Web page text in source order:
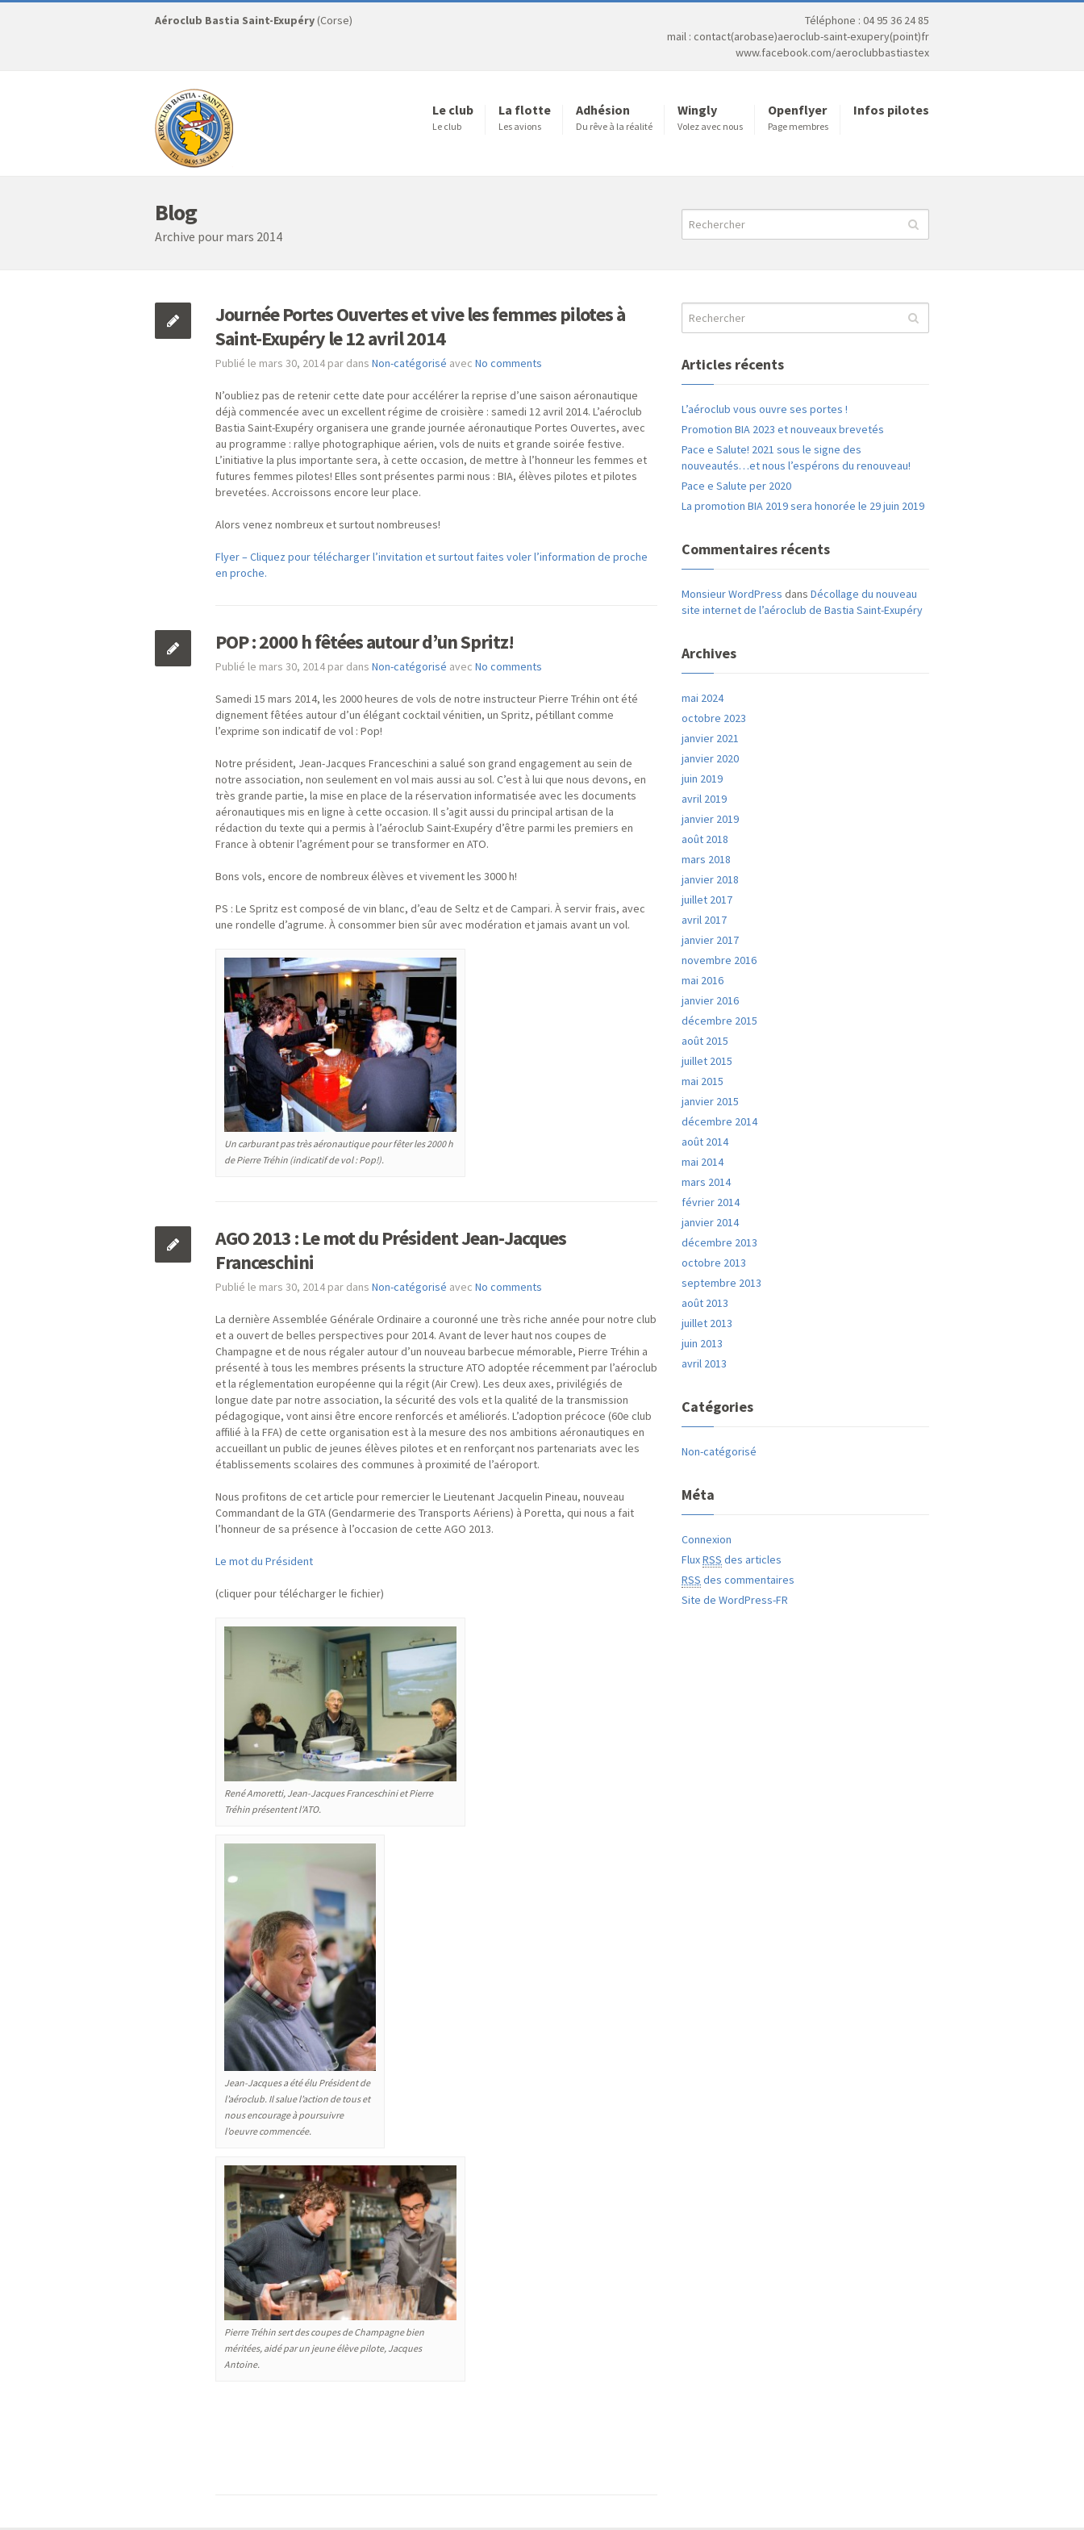
Aéroclub Bastia Saint-Exupéry (Corse)
Téléphone : 04 95 36 24 85
mail : contact(arobase)aeroclub-saint-exupery(point)fr
www.facebook.com/aeroclubbastiastex
Le club
Le club
La flotte
Les avions
Adhésion
Du rêve à la réalité
Wingly
Volez avec nous
Openflyer
Page membres
Infos pilotes
Blog
Archive pour mars 2014
Journée Portes Ouvertes et vive les femmes pilotes à
Saint-Exupéry le 12 avril 2014
Publié le mars 30, 2014 par dans Non-catégorisé avec No comments
N’oubliez pas de retenir cette date pour accélérer la reprise d’une saison aéronautique
déjà commencée avec un excellent régime de croisière : samedi 12 avril 2014. L’aéroclub
Bastia Saint-Exupéry organisera une grande journée aéronautique Portes Ouvertes, avec
au programme : rallye photographique aérien, vols de nuits et grande soirée festive.
L’initiative la plus importante sera, à cette occasion, de mettre à l’honneur les femmes et
futures femmes pilotes! Elles sont présentes parmi nous : BIA, élèves pilotes et pilotes
brevetées. Accroissons encore leur place.
Alors venez nombreux et surtout nombreuses!
Flyer – Cliquez pour télécharger l’invitation et surtout faites voler l’information de proche
en proche.
POP : 2000 h fêtées autour d’un Spritz!
Publié le mars 30, 2014 par dans Non-catégorisé avec No comments
Samedi 15 mars 2014, les 2000 heures de vols de notre instructeur Pierre Tréhin ont été
dignement fêtées autour d’un élégant cocktail vénitien, un Spritz, pétillant comme
l’exprime son indicatif de vol : Pop!
Notre président, Jean-Jacques Franceschini a salué son grand engagement au sein de
notre association, non seulement en vol mais aussi au sol. C’est à lui que nous devons, en
très grande partie, la mise en place de la réservation informatisée avec les documents
aéronautiques mis en ligne à cette occasion. Il s’agit aussi du principal artisan de la
rédaction du texte qui a permis à l’aéroclub Saint-Exupéry d’être parmi les premiers en
France à obtenir l’agrément pour se transformer en ATO.
Bons vols, encore de nombreux élèves et vivement les 3000 h!
PS : Le Spritz est composé de vin blanc, d’eau de Seltz et de Campari. À servir frais, avec
une rondelle d’agrume. À consommer bien sûr avec modération et jamais avant un vol.
Un carburant pas très aéronautique pour fêter les 2000 h
de Pierre Tréhin (indicatif de vol : Pop!).
AGO 2013 : Le mot du Président Jean-Jacques
Franceschini
Publié le mars 30, 2014 par dans Non-catégorisé avec No comments
La dernière Assemblée Générale Ordinaire a couronné une très riche année pour notre club
et a ouvert de belles perspectives pour 2014. Avant de lever haut nos coupes de
Champagne et de nous régaler autour d’un nouveau barbecue mémorable, Pierre Tréhin a
présenté à tous les membres présents la structure ATO adoptée récemment par l’aéroclub
et la réglementation européenne qui la régit (Air Crew). Les deux axes, privilégiés de
longue date par notre association, la sécurité des vols et la qualité de la transmission
pédagogique, vont ainsi être encore renforcés et améliorés. L’adoption précoce (60e club
affilié à la FFA) de cette organisation est à la mesure des nos ambitions aéronautiques en
accueillant un public de jeunes élèves pilotes et en renforçant nos partenariats avec les
établissements scolaires des communes à proximité de l’aéroport.
Nous profitons de cet article pour remercier le Lieutenant Jacquelin Pineau, nouveau
Commandant de la GTA (Gendarmerie des Transports Aériens) à Poretta, qui nous a fait
l’honneur de sa présence à l’occasion de cette AGO 2013.
Le mot du Président
(cliquer pour télécharger le fichier)
René Amoretti, Jean-Jacques Franceschini et Pierre
Tréhin présentent l’ATO.
Jean-Jacques a été élu Président de
l’aéroclub. Il salue l’action de tous et
nous encourage à poursuivre
l’oeuvre commencée.
Pierre Tréhin sert des coupes de Champagne bien
méritées, aidé par un jeune élève pilote, Jacques
Antoine.
Articles récents
L’aéroclub vous ouvre ses portes !
Promotion BIA 2023 et nouveaux brevetés
Pace e Salute! 2021 sous le signe des
nouveautés…et nous l’espérons du renouveau!
Pace e Salute per 2020
La promotion BIA 2019 sera honorée le 29 juin 2019
Commentaires récents
Monsieur WordPress dansDécollage du nouveau
site internet de l’aéroclub de Bastia Saint-Exupéry
Archives
mai 2024
octobre 2023
janvier 2021
janvier 2020
juin 2019
avril 2019
janvier 2019
août 2018
mars 2018
janvier 2018
juillet 2017
avril 2017
janvier 2017
novembre 2016
mai 2016
janvier 2016
décembre 2015
août 2015
juillet 2015
mai 2015
janvier 2015
décembre 2014
août 2014
mai 2014
mars 2014
février 2014
janvier 2014
décembre 2013
octobre 2013
septembre 2013
août 2013
juillet 2013
juin 2013
avril 2013
Catégories
Non-catégorisé
Méta
Connexion
FluxRSS des articles
RSS des commentaires
Site de WordPress-FR